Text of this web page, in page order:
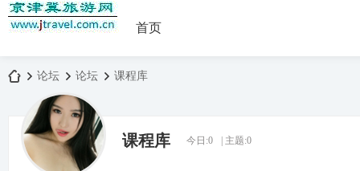
首页
»
论坛
›
论坛 课程库
课程库 今日:0 主题:0